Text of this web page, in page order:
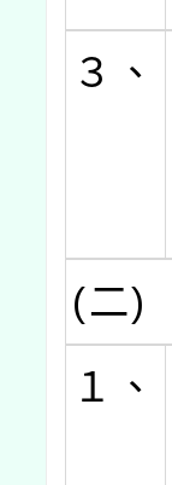
３、
(二)
１、